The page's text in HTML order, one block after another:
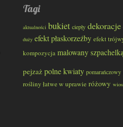
Tagi
aktualności bukiet ciepły dekoracje
duży efekt płaskorzeźby efekt
kompozycja malowany szpachelką
pejzaż polne kwiaty pomarańczowy
rośliny łatwe w uprawie różowy